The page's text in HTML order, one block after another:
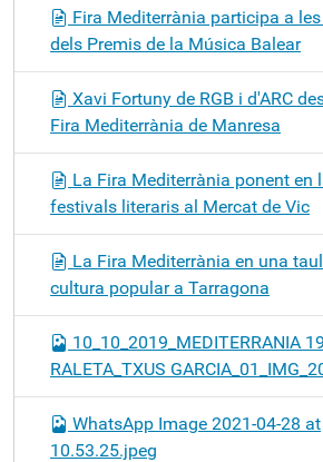
Fira Mediterrània participa a
dels Premis de la Música Balear
Xavi Fortuny de RGB i d'ARC
Fira Mediterrània de Manresa
La Fira Mediterrània ponent en
festivals literaris al Mercat de Vic
La Fira Mediterrània en una
cultura popular a Tarragona
10_10_2019_MEDITERRANIA
RALETA_TXUS
WhatsApp Image 2021-04-28 at
10.53.25.jpeg